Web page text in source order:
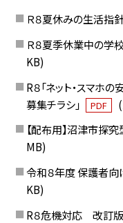
Ｒ８夏休みの生活指針
Ｒ８夏季休業中の学
KB)
R８「ネット・スマホ
募集チラシ」
PDF
【配布用】沼津市探
MB)
令和８年度 保護者
KB)
R８危機対応 改訂版